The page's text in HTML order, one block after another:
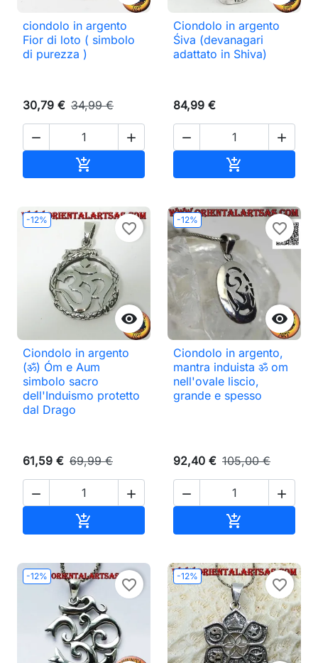
ciondolo in argento
Fior di loto ( simbolo
di purezza )
30,79 € 34,99 €
 

Ciondolo in argento
Śiva (devanagari
adattato in Shiva)
84,99 €
 

-12%

favorite_border
Ciondolo in argento
(ॐ) Óm e Aum
simbolo sacro
dell'Induismo protetto
dal Drago
61,59 € 69,99 €
 

-12%

favorite_border
Ciondolo in argento,
mantra induista ॐ om
nell'ovale liscio,
grande e spesso
92,40 € 105,00 €
 

-12%
favorite_border
-12%
favorite_border